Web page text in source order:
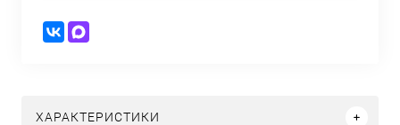
ХАРАКТЕРИСТИКИ